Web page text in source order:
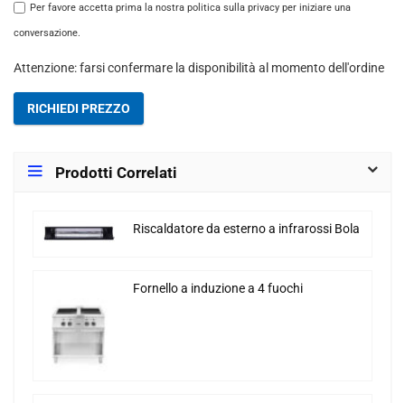
Per favore accetta prima la nostra politica sulla privacy per iniziare una
conversazione.
Attenzione: farsi confermare la disponibilità al momento dell'ordine
RICHIEDI PREZZO
Prodotti Correlati
Riscaldatore da esterno a infrarossi Bola
Fornello a induzione a 4 fuochi